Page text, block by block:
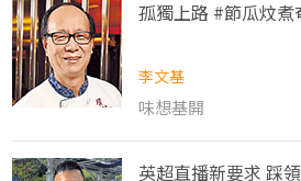
孤獨上路 #節瓜炆煮
李文基
味想基開
英超直播新要求 踩